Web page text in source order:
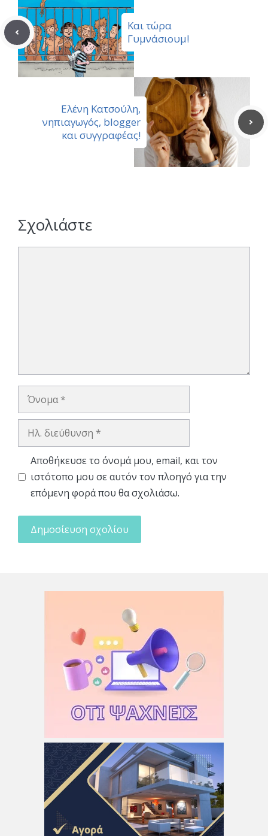
Και τώρα
Γυμνάσιουμ!
Ελένη Κατσούλη,
νηπιαγωγός, blogger
και συγγραφέας!
Σχολιάστε
Όνομα
Ηλ.
Αποθήκευσε το όνομά μου, email, και τον
ιστότοπο μου σε αυτόν τον πλοηγό για την
επόμενη φορά που θα σχολιάσω.